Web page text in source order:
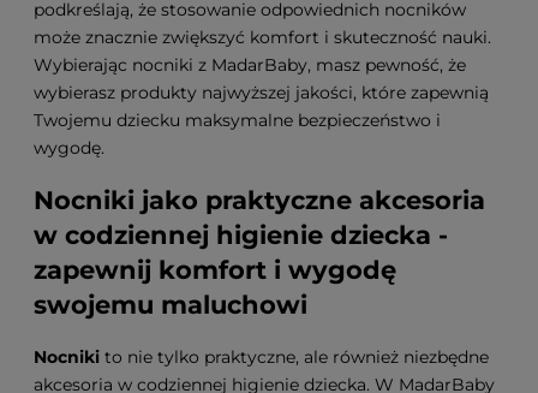
podkreślają, że stosowanie odpowiednich nocników
może znacznie zwiększyć komfort i skuteczność nauki.
Wybierając nocniki z MadarBaby, masz pewność, że
wybierasz produkty najwyższej jakości, które zapewnią
Twojemu dziecku maksymalne bezpieczeństwo i
wygodę.
Nocniki jako praktyczne akcesoria
w codziennej higienie dziecka -
zapewnij komfort i wygodę
swojemu maluchowi
Nocniki to nie tylko praktyczne, ale również niezbędne
akcesoria w codziennej higienie dziecka. W MadarBaby